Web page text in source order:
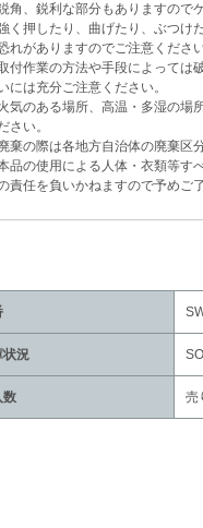
角、鋭利な部分もありますので
く押したり、曲げたり、ぶつけ
がありますのでご注意くださ
付作業の方法や手段によっては
は充分ご注意ください。
気のある場所、高温・多湿の場
い。
棄の際は各地方自治体の廃棄区
品の使用による人体・衣類等す
任を負いかねますので予めご
状況
数 売